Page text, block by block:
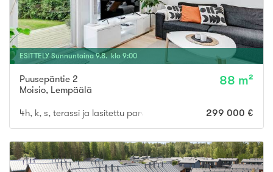
ESITTELY Sunnuntaina 9.8. klo 9:00
Puusepäntie 2
Moisio, Lempäälä
88 m²
4h, k, s, terassi ja lasitettu parveke 299 000 €